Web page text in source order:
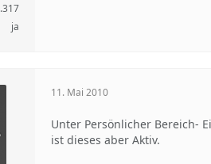
ja
11. Mai 2010
Unter Persönlicher Bereich-
ist dieses aber Aktiv.